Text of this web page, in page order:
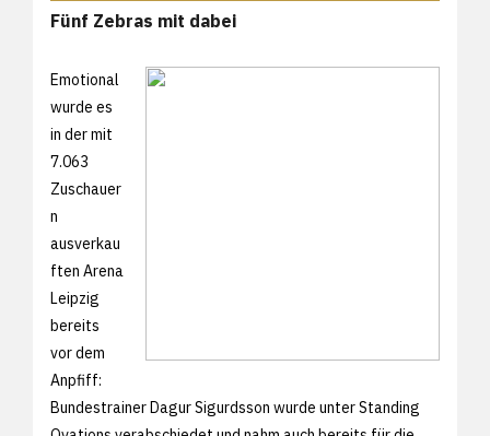
Fünf Zebras mit dabei
Emotional
wurde es
in der mit
7.063
Zuschauer
n
ausverkau
ften Arena
Leipzig
bereits
vor dem
Anpfiff:
Bundestrainer Dagur Sigurdsson wurde unter Standing